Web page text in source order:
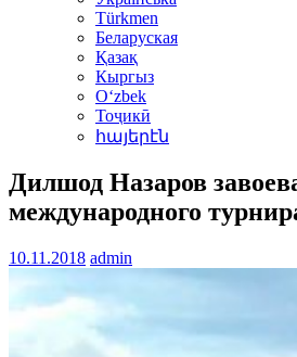
Türkmen
Беларуская
Қазақ
Кыргыз
Oʻzbek
Тоҷикӣ
հայերէն
Дилшод Назаров
международного
10.11.2018 admin